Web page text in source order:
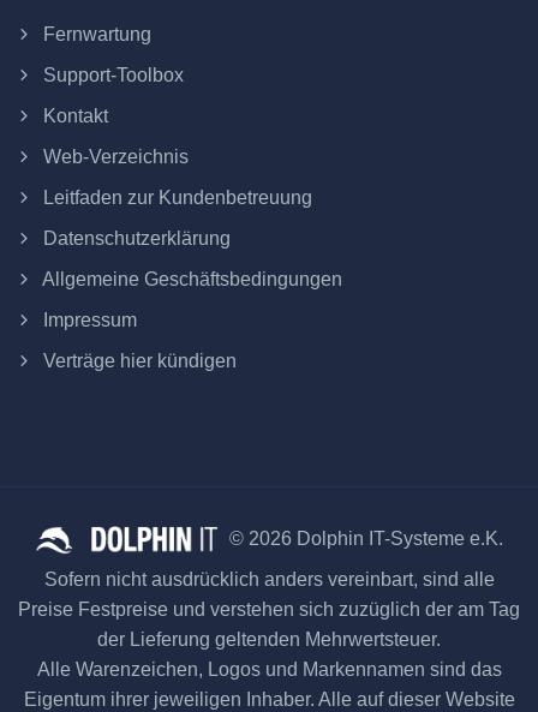
Fernwartung
Support-Toolbox
Kontakt
Web-Verzeichnis
Leitfaden zur Kundenbetreuung
Datenschutzerklärung
Allgemeine Geschäftsbedingungen
Impressum
Verträge hier kündigen
© 2026 Dolphin IT-Systeme e.K.
Sofern nicht ausdrücklich anders vereinbart, sind alle
Preise Festpreise und verstehen sich zuzüglich der am Tag
der Lieferung geltenden Mehrwertsteuer.
Alle Warenzeichen, Logos und Markennamen sind das
Eigentum ihrer jeweiligen Inhaber. Alle auf dieser Website